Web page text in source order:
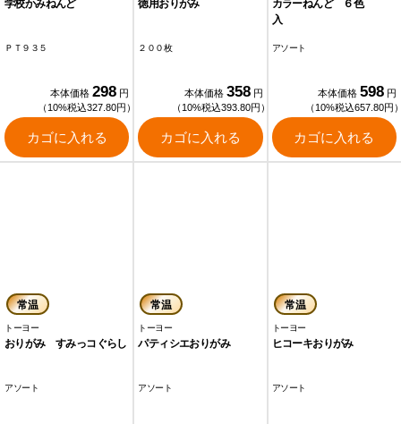
学校かみねんど
ＰＴ９３５
本体価格 298 円
（10%税込327.80円）
カゴに入れる
徳用おりがみ
２００枚
本体価格 358 円
（10%税込393.80円）
カゴに入れる
カラーねんど ６色
アソート
本体価格 598 円
（10%税込657.80円
カゴに入れる
常温
トーヨー
おりがみ すみっコぐらし
アソート
常温
トーヨー
パティシエおりがみ
アソート
常温
トーヨー
ヒコーキおりがみ
アソート